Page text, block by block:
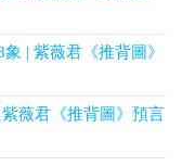
| 紫薇君《推背圖》
薇君《推背圖》預言